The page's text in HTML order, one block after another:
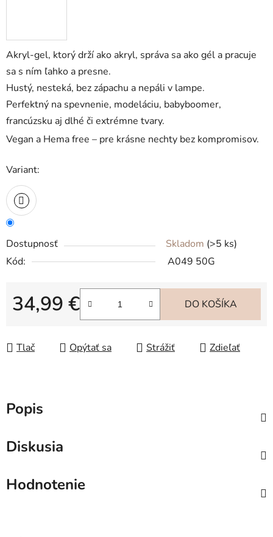
Akryl-gel, ktorý drží ako akryl, správa sa ako gél a pracuje
sa s ním ľahko a presne.
Hustý, nesteká, bez zápachu a nepáli v lampe.
Perfektný na spevnenie, modeláciu, babyboomer,
francúzsku aj dlhé či extrémne tvary.
Vegan a Hema free – pre krásne nechty bez kompromisov.
Variant:
Dostupnosť Skladom (>5 ks)
Kód:
A049 50G
34,99 €
Jednotková cena:
DO KOŠÍKA
Tlač Opýtať sa Strážiť Zdieľať
Popis
Diskusia
Hodnotenie